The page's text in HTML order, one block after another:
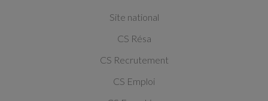
Site national
CS Résa
CS Recrutement
CS Emploi